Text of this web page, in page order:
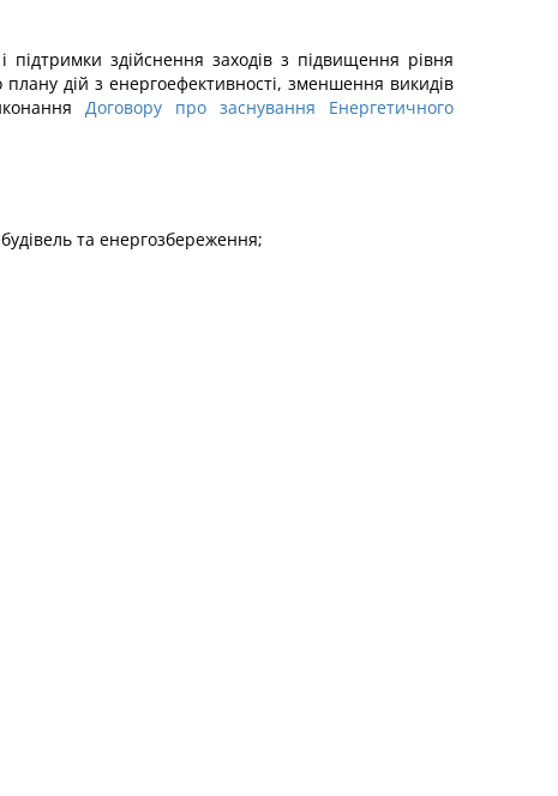
здійснення заходів з підвищення рівня
дій з енергоефективності, зменшення викидів
Договору про заснування Енергетичного
та енергозбереження;